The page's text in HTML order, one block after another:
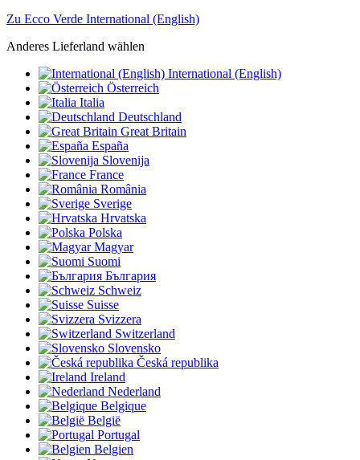
Zu Ecco Verde International (English)
Anderes Lieferland wählen
International (English)
Österreich
Italia
Deutschland
Great Britain
España
Slovenija
France
România
Sverige
Hrvatska
Polska
Magyar
Suomi
България
Schweiz
Suisse
Svizzera
Switzerland
Slovensko
Česká republika
Ireland
Nederland
Belgique
België
Portugal
Belgien